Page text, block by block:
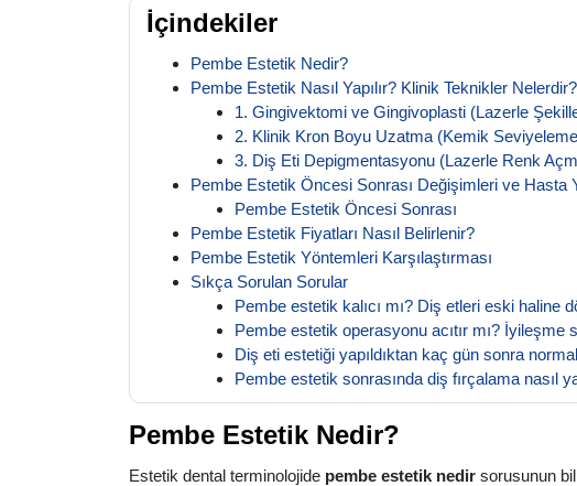
İçindekiler
Pembe Estetik Nedir?
Pembe Estetik Nasıl Yapılır? Klinik Teknikler Nelerdir?
1. Gingivektomi ve Gingivoplasti (Lazerle
2. Klinik Kron Boyu Uzatma (Kemik
3. Diş Eti Depigmentasyonu (Lazerle Renk
Pembe Estetik Öncesi Sonrası Değişimleri ve Hasta
Pembe Estetik Öncesi Sonrası
Pembe Estetik Fiyatları Nasıl Belirlenir?
Pembe Estetik Yöntemleri Karşılaştırması
Sıkça Sorulan Sorular
Pembe estetik kalıcı mı? Diş etleri eski haline
Pembe estetik operasyonu acıtır mı? İyileşme
Diş eti estetiği yapıldıktan kaç gün sonra
Pembe estetik sonrasında diş fırçalama nasıl
Pembe Estetik Nedir?
Estetik dental terminolojide pembe estetik nedir sorusunun